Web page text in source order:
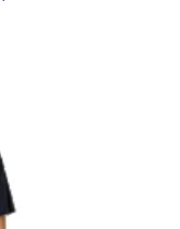
comfort and